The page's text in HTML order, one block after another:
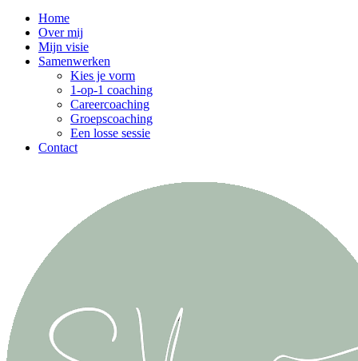
Home
Over mij
Mijn visie
Samenwerken
Kies je vorm
1-op-1 coaching
Careercoaching
Groepscoaching
Een losse sessie
Contact